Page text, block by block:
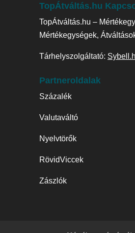
TopÁtváltás.hu
TopÁtváltás.hu –
Mértékegységek,
Tárhelyszolgáltató:
Partneroldalak
Százalék
Valutaváltó
Nyelvtörők
RövidViccek
Zászlók